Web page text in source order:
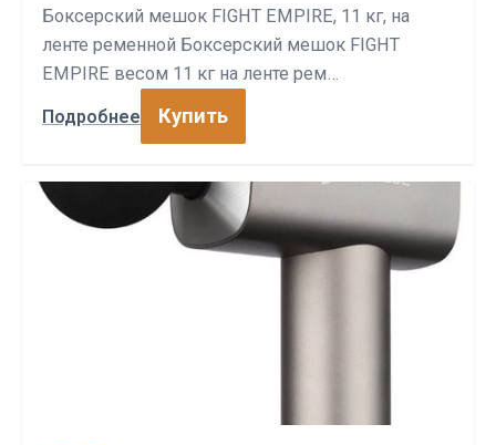
Боксерский мешок FIGHT EMPIRE, 11 кг, на
ленте ременной Боксерский мешок FIGHT
EMPIRE весом 11 кг на ленте рем…
Подробнее Купить